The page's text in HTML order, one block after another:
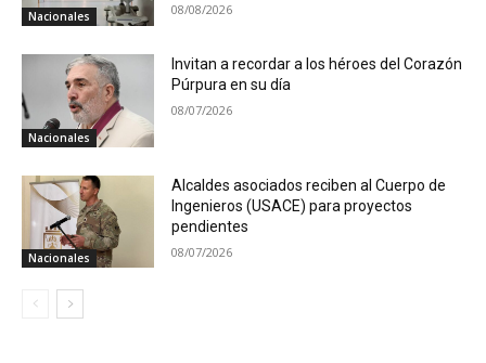
Nacionales 08/08/2026
Nacionales
Invitan a recordar a los héroes del Corazón
Púrpura en su día
08/07/2026
Nacionales
Alcaldes asociados reciben al Cuerpo de
Ingenieros (USACE) para proyectos
pendientes
08/07/2026